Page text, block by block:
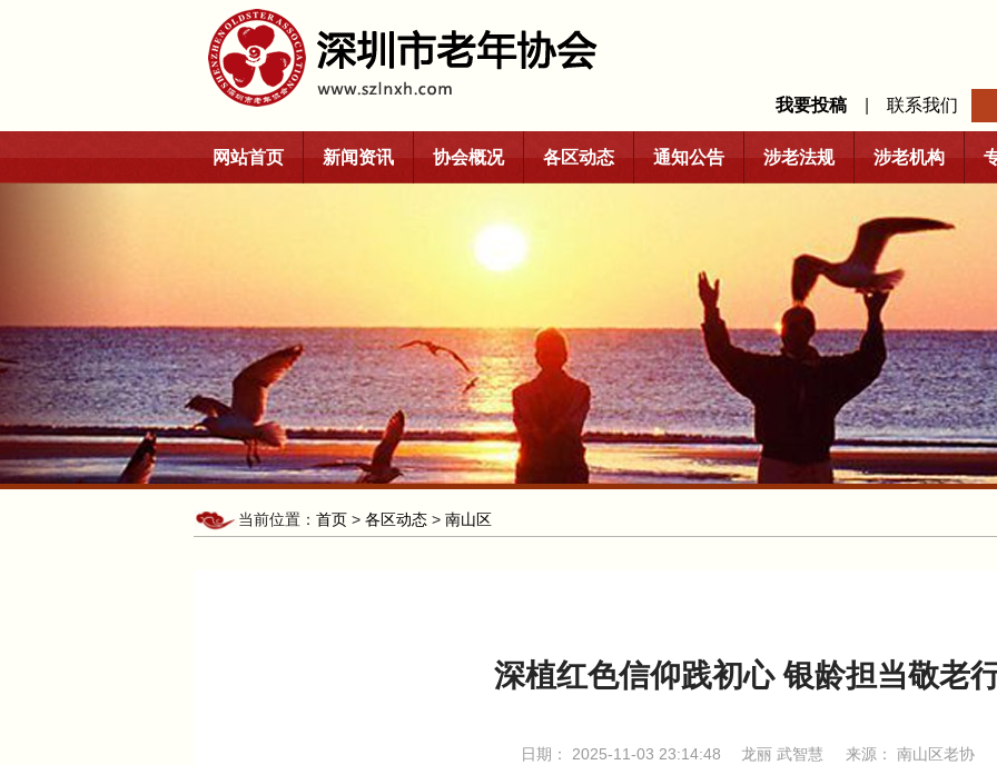
我要投稿 联系我们
网站首页 新闻资讯 协会概况 各区动态 通知公告 涉老法规 涉老机构
当前位置： 首页 > 各区动态 > 南山区
深植红色信仰践初心 银龄担当敬老
日期： 2025-11-03 23:14:48 龙丽 武智慧 来源： 南山区老协